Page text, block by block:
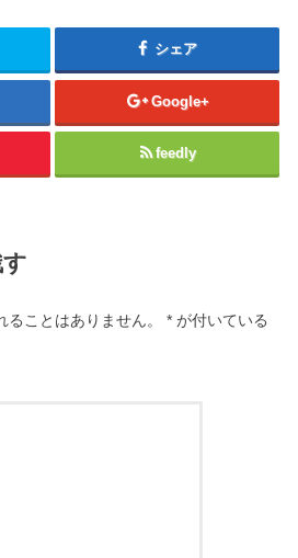
シェア
Google+
feedly
ることはありません。 * が付いている